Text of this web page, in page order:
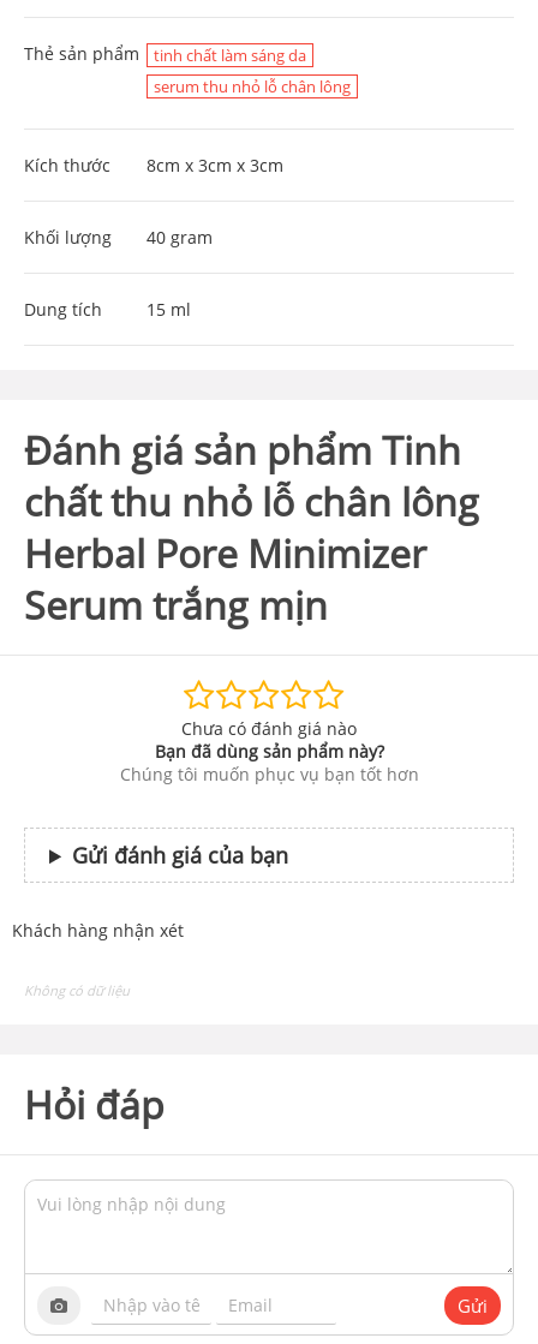
Thẻ sản phẩm
tinh chất làm sáng da
serum thu nhỏ lỗ chân lông
Kích thước 8cm x 3cm x 3cm
Khối lượng 40 gram
Dung tích 15 ml
Đánh giá sản phẩm Tinh
chất thu nhỏ lỗ chân lông
Herbal Pore Minimizer
Serum trắng mịn
Chưa có đánh giá nào
Bạn đã dùng sản phẩm này?
Chúng tôi muốn phục vụ bạn tốt hơn
Gửi đánh giá của bạn
Khách hàng nhận xét
Không có dữ liệu
Hỏi đáp
Gửi